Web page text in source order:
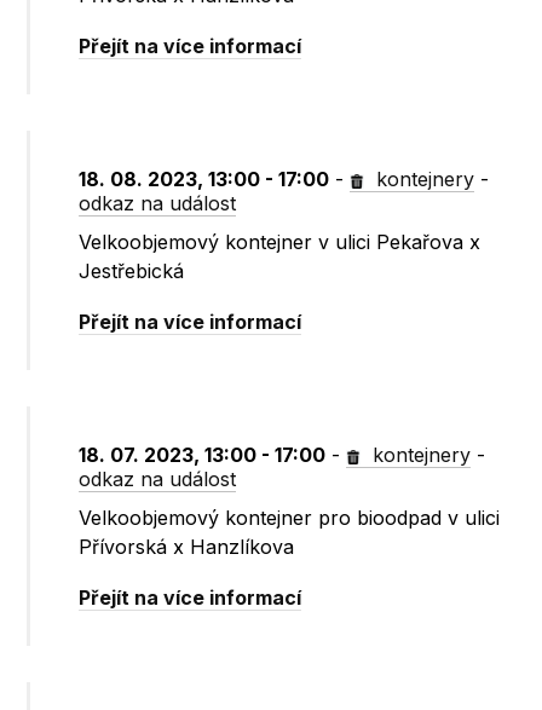
Přejít na více informací
18. 08. 2023, 13:00 - 17:00 - kontejnery -
odkaz na událost
Velkoobjemový kontejner v ulici Pekařova x
Jestřebická
Přejít na více informací
18. 07. 2023, 13:00 - 17:00 - kontejnery -
odkaz na událost
Velkoobjemový kontejner pro bioodpad v ulici
Přívorská x Hanzlíkova
Přejít na více informací